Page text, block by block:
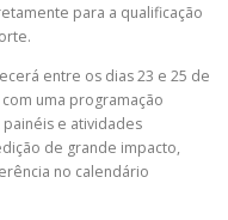
para a qualificação
entre os dias 23 e 25 de
uma programação
e atividades
de grande impacto,
no calendário